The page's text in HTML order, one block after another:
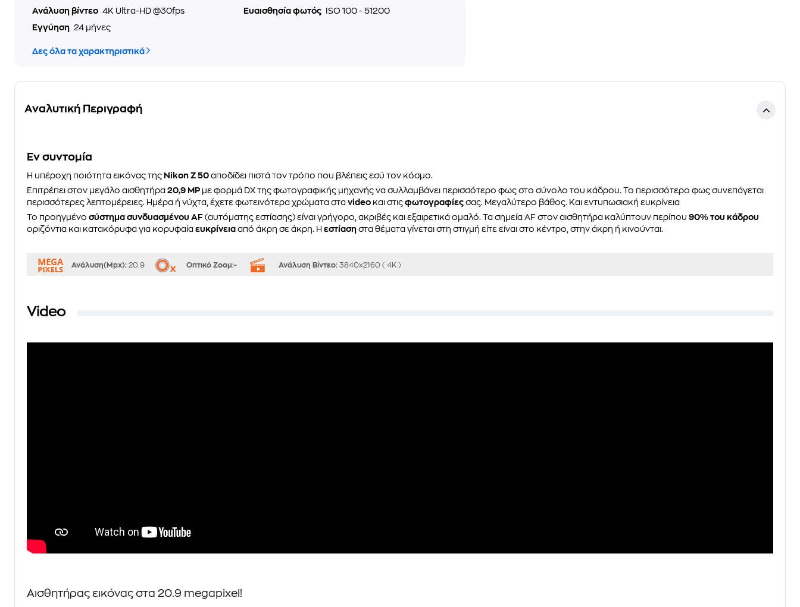
Ανάλυση βίντεο 4K Ultra-HD @30fps Ευαισθησία φωτός
ISO 100 - 51200
Εγγύηση 24 μήνες
Δες όλα τα χαρακτηριστικά
Αναλυτική Περιγραφή
Eν συντομία
Η υπέροχη ποιότητα εικόνας της Nikon Z 50 αποδίδει πιστά τον τρόπο που βλέπεις εσύ τον κόσμο.
Επιτρέπει στον μεγάλο αισθητήρα 20,9 MP με φορμά DX της φωτογραφικής μηχανής να συλλαμβάνει περισσότερο φως στο σύνολο του κάδρου. Το περισσότερο φως συνεπάγεται
περισσότερες λεπτομέρειες. Ημέρα ή νύχτα, έχετε φωτεινότερα χρώματα στα video και στις φωτογραφίες σας. Μεγαλύτερο βάθος. Και εντυπωσιακή ευκρίνεια
Το προηγμένο σύστημα συνδυασμένου AF (αυτόματης εστίασης) είναι γρήγορο, ακριβές και εξαιρετικά ομαλό. Τα σημεία AF στον αισθητήρα καλύπτουν περίπου 90% του κάδρου
οριζόντια και κατακόρυφα για κορυφαία ευκρίνεια από άκρη σε άκρη. Η εστίαση στα θέματα γίνεται στη στιγμή είτε είναι στο κέντρο, στην άκρη ή κινούνται.
Ανάλυση(Mpx): 20.9 Οπτικό Ζοομ:- Ανάλυση Βίντεο: 3840x2160 ( 4K )
Video
Αισθητήρας εικόνας στα 20.9 megapixel!